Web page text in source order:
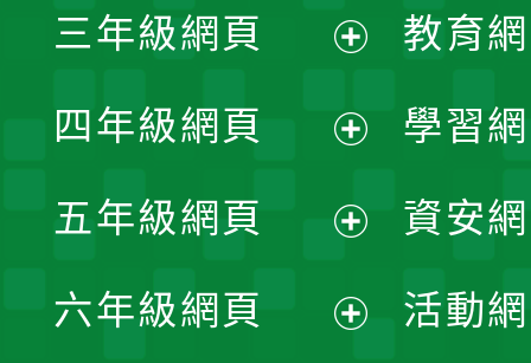
選
單
開
選
單
三年級網頁
開
選
單
四年級網頁
開
選
五年級網頁
開
六年級網頁
教育
學習
資安
活動